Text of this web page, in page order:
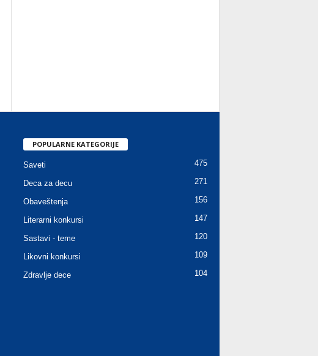
POPULARNE KATEGORIJE
Saveti 475
Deca za decu 271
Obaveštenja 156
Literarni konkursi 147
Sastavi - teme 120
Likovni konkursi 109
Zdravlje dece 104